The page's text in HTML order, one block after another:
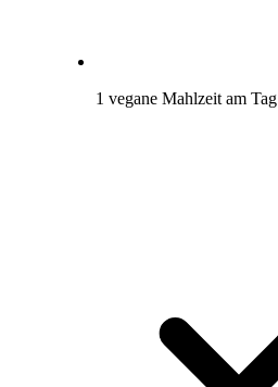
1 vegane Mahlzeit am Tag